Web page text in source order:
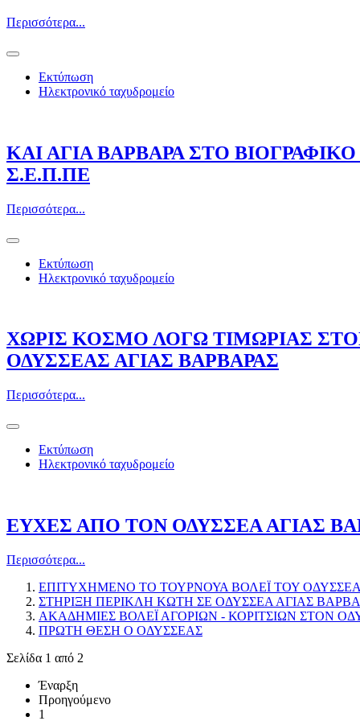
Περισσότερα...
Εκτύπωση
Ηλεκτρονικό ταχυδρομείο
ΚΑΙ ΑΓΙΑ ΒΑΡΒΑΡΑ ΣΤΟ
Σ.Ε.Π.ΠΕ
Περισσότερα...
Εκτύπωση
Ηλεκτρονικό ταχυδρομείο
ΧΩΡΙΣ ΚΟΣΜΟ ΛΟΓΩ ΤΙΜΩΡΙΑΣ
ΟΔΥΣΣΕΑΣ ΑΓΙΑΣ ΒΑΡΒΑΡΑΣ
Περισσότερα...
Εκτύπωση
Ηλεκτρονικό ταχυδρομείο
ΕΥΧΕΣ ΑΠΟ ΤΟΝ ΟΔΥΣΣΕΑ ΑΓΙΑΣ
Περισσότερα...
ΕΠΙΤΥΧΗΜΕΝΟ ΤΟ ΤΟΥΡΝΟΥΑ ΒΟΛΕΪ ΤΟΥ
ΣΤΗΡΙΞΗ ΠΕΡΙΚΛΗ ΚΩΤΗ ΣΕ ΟΔΥΣΣΕΑ ΑΓΙΑΣ
ΑΚΑΔΗΜΙΕΣ ΒΟΛΕΪ ΑΓΟΡΙΩΝ - ΚΟΡΙΤΣΙΩΝ ΣΤΟΝ
ΠΡΩΤΗ ΘΕΣΗ Ο ΟΔΥΣΣΕΑΣ
Σελίδα 1 από 2
Έναρξη
Προηγούμενο
1